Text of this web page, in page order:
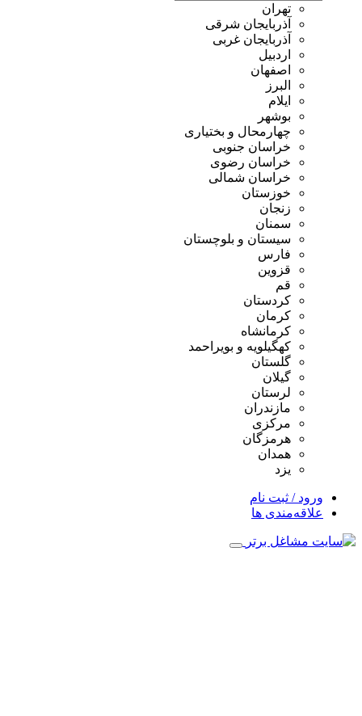
تهران
آذربایجان شرقی
آذربایجان غربی
اردبیل
اصفهان
البرز
ایلام
بوشهر
چهارمحال و بختیاری
خراسان جنوبی
خراسان رضوی
خراسان شمالی
خوزستان
زنجان
سمنان
سیستان و بلوچستان
فارس
قزوین
قم
کردستان
کرمان
کرمانشاه
کهگیلویه و بویراحمد
گلستان
گیلان
لرستان
مازندران
مرکزی
هرمزگان
همدان
یزد
ورود / ثبت نام
علاقه‌مندی ها